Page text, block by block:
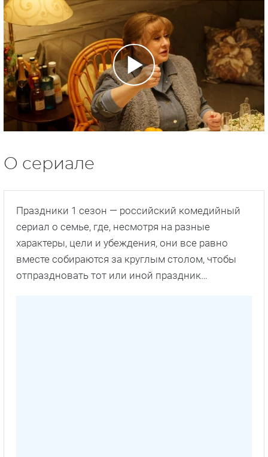
О сериале
Праздники 1 сезон — российский комедийный
сериал о семье, где, несмотря на разные
характеры, цели и убеждения, они все равно
вместе собираются за круглым столом, чтобы
отпраздновать тот или иной праздник…